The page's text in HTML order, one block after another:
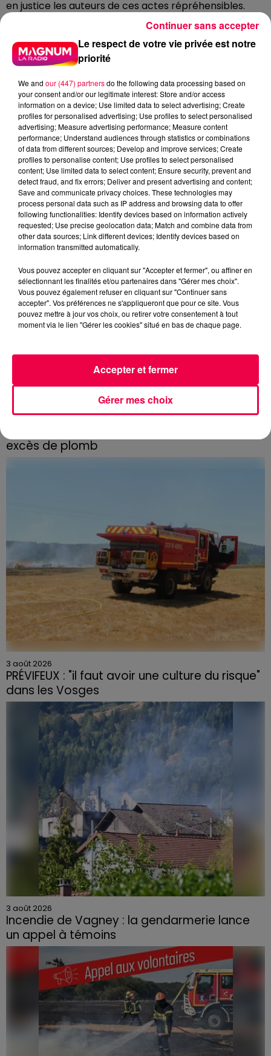
en justice les auteurs de ces actes répréhensibles.
En cette période de regain de stabilité, il est
important que la société dans son ensemble se
mobilise pour promouvoir le dialogue et la résolution
pacifique des conflits. La confiance entre les citoyens,
les commerçants et les forces de l'ordre constitue un
socle essentiel pour préserver la paix et permettre à
chacun de vivre en sécurité dans nos villes.
L'accalmie progressive des violences urbaines offre
une lueur d'espoir quant à la possibilité de retrouver
une harmonie sociale.
DERNIÈRES INFOS
excès de plomb
Du plomb a été détecté dans deux assiettes en
3 août 2026
PRÉVIFEUX : "il faut avoir une culture du risque"
dans les Vosges
3 août 2026
Incendie de Vagney : la gendarmerie lance
un appel à témoins
Le feu, parti d'une haie avant de se propager au
quartier résidentiel, avait détruit deux habitations et
contraint à l'évacuation d'une centaine de personnes.
Le respect de votre vie privée est notre
priorité
We and our (447) partnersdo the following data processing based on
your consent and/or our legitimate interest: Store and/or access
information on a device; Use limited data to select advertising; Create
profiles for personalised advertising; Use profiles to select personalised
advertising; Measure advertising performance; Measure content
performance; Understand audiences through statistics or combinations
of data from different sources; Develop and improve services; Create
profiles to personalise content; Use profiles to select personalised
content; Use limited data to select content; Ensure security, prevent and
detect fraud, and fix errors; Deliver and present advertising and content;
Save and communicate privacy choices. These technologies may
process personal data such as IP address and browsing data to offer
following functionalities: Identify devices based on information actively
requested; Use precise geolocation data; Match and combine data from
other data sources; Link different devices; Identify devices based on
information transmitted automatically.
Vous pouvez accepter en cliquant sur "Accepter et fermer", ou affiner en
sélectionnant les finalités et/ou partenaires dans "Gérer mes choix".
Vous pouvez également refuser en cliquant sur "Continuer sans
accepter". Vos préférences ne s'appliqueront que pour ce site. Vous
pouvez mettre à jour vos choix, ou retirer votre consentement à tout
moment via le lien "Gérer les cookies" situé en bas de chaque page.
Gérer mes choix
Accepter et fermer
Continuer sans accepter